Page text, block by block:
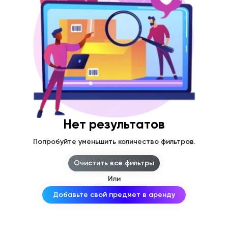
Нет результатов
Попробуйте уменьшить количество фильтров.
Очистить все фильтры
Или
Добавьте свой предмет в аренду